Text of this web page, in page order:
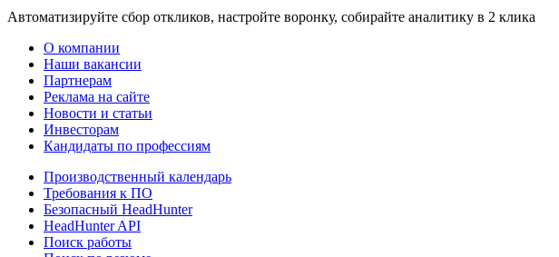
Автоматизируйте сбор откликов, настройте воронку, собирайте аналитику в 2 клика
О компании
Наши вакансии
Партнерам
Реклама на сайте
Новости и статьи
Инвесторам
Кандидаты по профессиям
Производственный календарь
Требования к ПО
Безопасный HeadHunter
HeadHunter API
Поиск работы